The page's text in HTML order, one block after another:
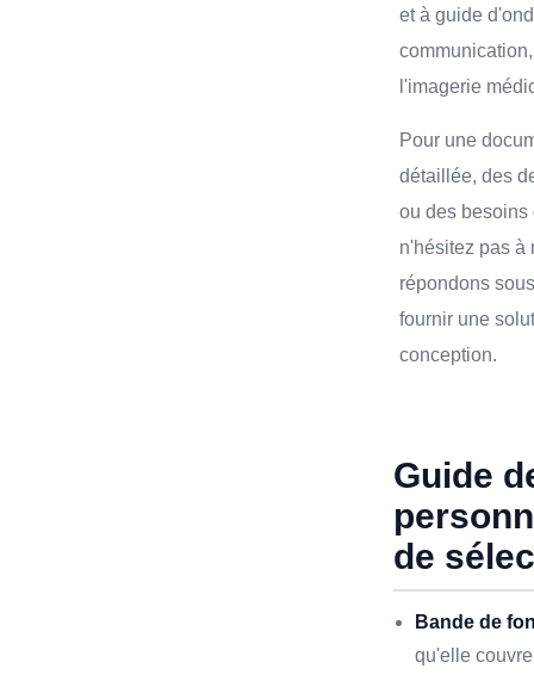
et à guide
l'imagerie
Pour une
détaillée, des
ou des
n'hésitez pas à
répondons
fournir une
conception.
Guide
de
Bande de
qu'elle